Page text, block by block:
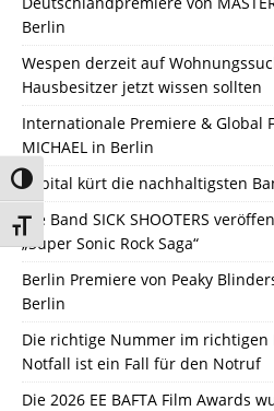
Umschalten auf hohe Kontraste
Schrift vergrößern
Berlin
Wespen derzeit auf
Hausbesitzer jetzt wissen sollten
Internationale Premiere & Global
MICHAEL in Berlin
Capital kürt die nachhaltigsten
Die Band SICK SHOOTERS
„Super Sonic Rock Saga“
Berlin Premiere von Peaky
Berlin
Die richtige Nummer im
Notfall ist ein Fall für den Notruf
Die 2026 EE BAFTA Film Awards